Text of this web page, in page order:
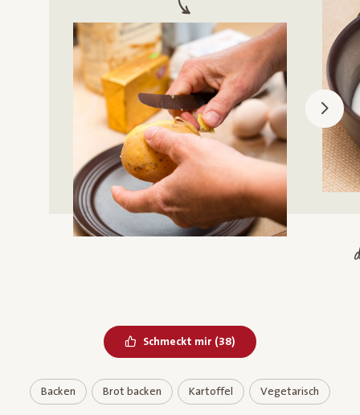
Schmeckt mir Bereits geliked
(38)
Backen Brot backen Kartoffel Vegetarisch